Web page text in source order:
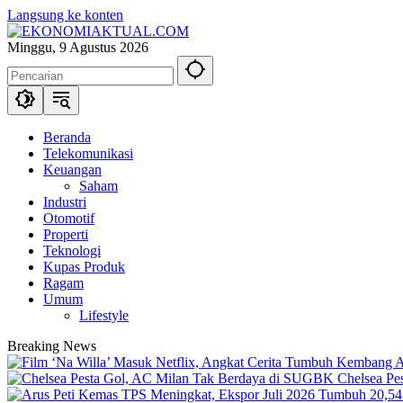
Langsung ke konten
Minggu, 9 Agustus 2026
Beranda
Telekomunikasi
Keuangan
Saham
Industri
Otomotif
Properti
Teknologi
Kupas Produk
Ragam
Umum
Lifestyle
Breaking News
Chelsea